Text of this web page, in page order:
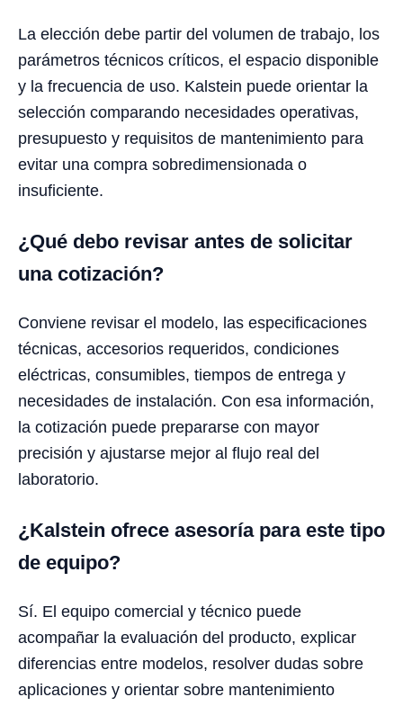
La elección debe partir del volumen de trabajo, los
parámetros técnicos críticos, el espacio disponible
y la frecuencia de uso. Kalstein puede orientar la
selección comparando necesidades operativas,
presupuesto y requisitos de mantenimiento para
evitar una compra sobredimensionada o
insuficiente.
¿Qué debo revisar antes de solicitar
una cotización?
Conviene revisar el modelo, las especificaciones
técnicas, accesorios requeridos, condiciones
eléctricas, consumibles, tiempos de entrega y
necesidades de instalación. Con esa información,
la cotización puede prepararse con mayor
precisión y ajustarse mejor al flujo real del
laboratorio.
¿Kalstein ofrece asesoría para este tipo
de equipo?
Sí. El equipo comercial y técnico puede
acompañar la evaluación del producto, explicar
diferencias entre modelos, resolver dudas sobre
aplicaciones y orientar sobre mantenimiento